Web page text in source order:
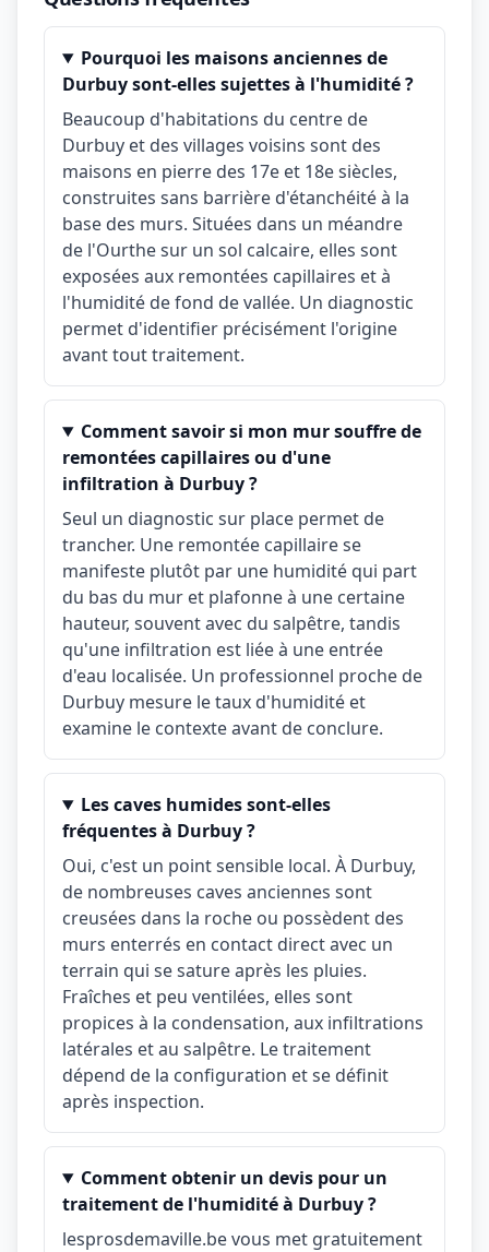
Pourquoi les maisons anciennes de
Durbuy sont-elles sujettes à l'humidité ?
Beaucoup d'habitations du centre de
Durbuy et des villages voisins sont des
maisons en pierre des 17e et 18e siècles,
construites sans barrière d'étanchéité à la
base des murs. Situées dans un méandre
de l'Ourthe sur un sol calcaire, elles sont
exposées aux remontées capillaires et à
l'humidité de fond de vallée. Un diagnostic
permet d'identifier précisément l'origine
avant tout traitement.
Comment savoir si mon mur souffre de
remontées capillaires ou d'une
infiltration à Durbuy ?
Seul un diagnostic sur place permet de
trancher. Une remontée capillaire se
manifeste plutôt par une humidité qui part
du bas du mur et plafonne à une certaine
hauteur, souvent avec du salpêtre, tandis
qu'une infiltration est liée à une entrée
d'eau localisée. Un professionnel proche de
Durbuy mesure le taux d'humidité et
examine le contexte avant de conclure.
Les caves humides sont-elles
fréquentes à Durbuy ?
Oui, c'est un point sensible local. À Durbuy,
de nombreuses caves anciennes sont
creusées dans la roche ou possèdent des
murs enterrés en contact direct avec un
terrain qui se sature après les pluies.
Fraîches et peu ventilées, elles sont
propices à la condensation, aux infiltrations
latérales et au salpêtre. Le traitement
dépend de la configuration et se définit
après inspection.
Comment obtenir un devis pour un
traitement de l'humidité à Durbuy ?
lesprosdemaville.be vous met gratuitement